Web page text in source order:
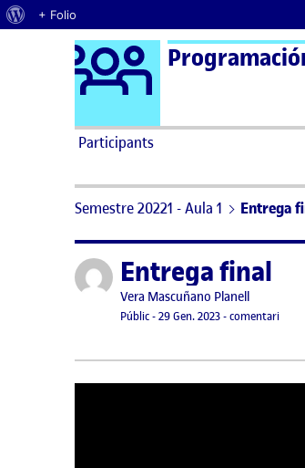
Quant al WordPress
+ Folio
Saltar al contingut Logo Ágora
Participants
Semestre 20221 - Aula 1 Entrega
Publicat perEntrega final
Publicat per
Vera Mascuñano Planell
Visibilitat:
Públic-Data de publicació
29 Gen. 202329 gener, 2023
-comentariel